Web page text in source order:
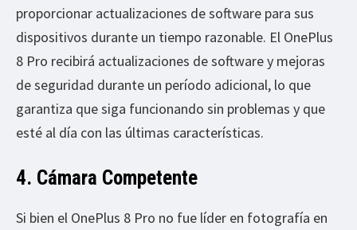
proporcionar actualizaciones de software para sus
dispositivos durante un tiempo razonable. El OnePlus
8 Pro recibirá actualizaciones de software y mejoras
de seguridad durante un período adicional, lo que
garantiza que siga funcionando sin problemas y que
esté al día con las últimas características.
4. Cámara Competente
Si bien el OnePlus 8 Pro no fue líder en fotografía en